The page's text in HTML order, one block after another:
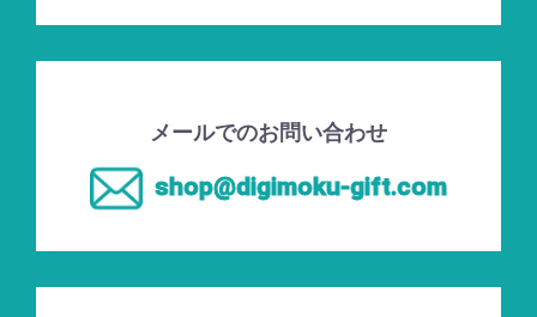
メールでのお問い合わせ
shop@digimoku-gift.com